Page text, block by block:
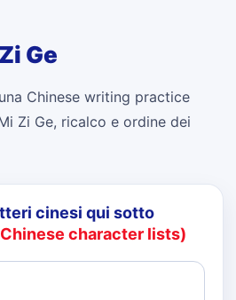
Ge
Chinese writing practice
Zi Ge, ricalco e ordine dei
cinesi qui sotto
character lists)